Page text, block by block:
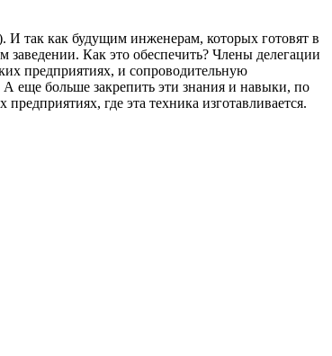
И так как будущим инженерам, которых готовят в
заведении. Как это обеспечить? Члены делегации
предприятиях, и сопроводительную
А еще больше закрепить эти знания и навыки, по
где эта техника изготавливается.